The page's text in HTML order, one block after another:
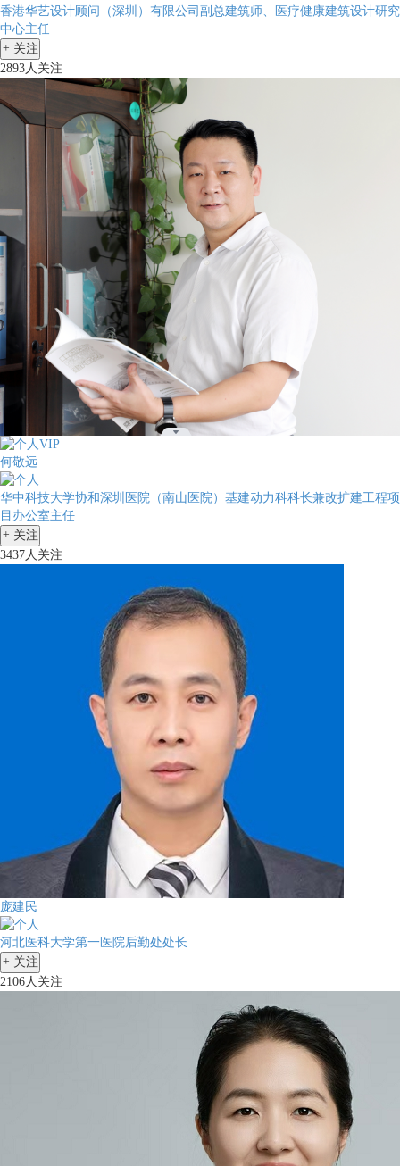
香港华艺设计顾问（深圳）有限公司副总建筑师、医疗健康建筑设计研究
中心主任
+ 关注
2893人关注
何敬远
华中科技大学协和深圳医院（南山医院）基建动力科科长兼改扩建工程项
目办公室主任
+ 关注
3437人关注
庞建民
河北医科大学第一医院后勤处处长
+ 关注
2106人关注